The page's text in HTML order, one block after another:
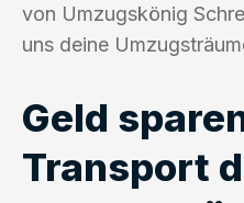
von Umzugskönig
uns deine
Geld
Transport